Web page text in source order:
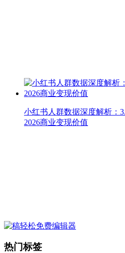
小红书人群数据深度解析：
2026商业变现价值
热门标签